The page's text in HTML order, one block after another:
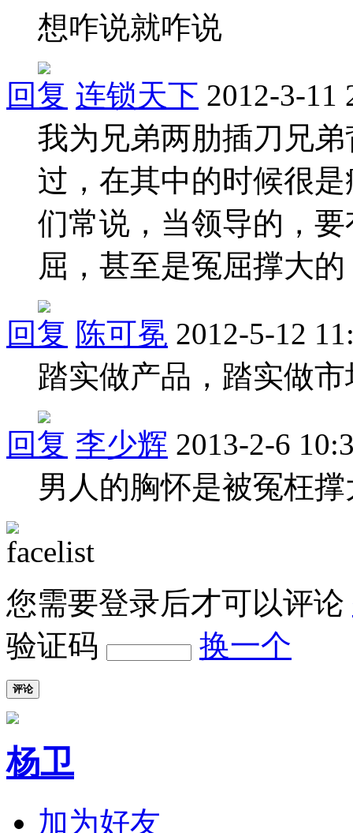
想咋说就咋说
回复 连锁天下 2012-3-11
我为兄弟两肋插刀兄
过，在其中的时候很
们常说，当领导的，
屈，甚至是冤屈撑大的
回复 陈可冕 2012-5-12
踏实做产品，踏实做
回复 李少辉 2013-2-6
男人的胸怀是被冤枉
您需要登录后才可以评论
验证码
换一个
评论
杨卫
加为好友